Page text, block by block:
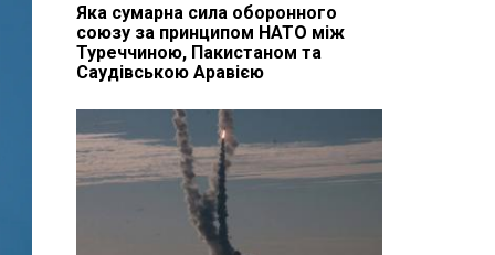
Яка сумарна сила оборонного
союзу за принципом НАТО між
Туреччиною, Пакистаном та
Саудівською Аравією